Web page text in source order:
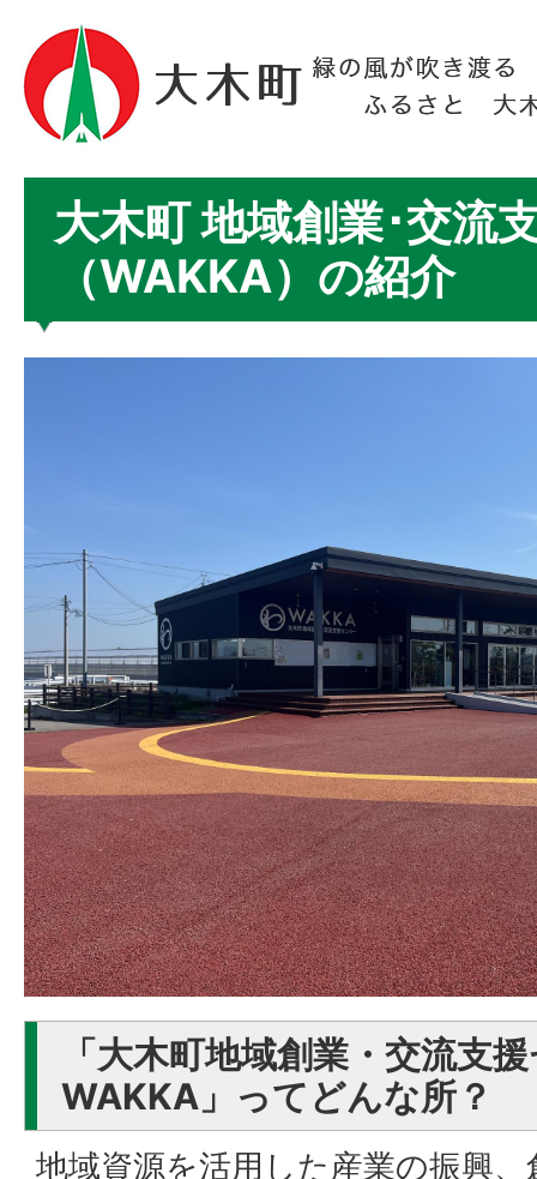
大木町 地域創業･交流
（WAKKA）の紹介
「大木町地域創業・交流支
WAKKA」ってどんな所？
地域資源を活用した産業の振興